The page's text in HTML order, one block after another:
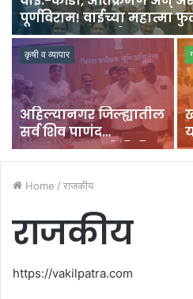
पूर्णविराम! वाईच्या महात्मा
कायापालटाचा श्रीगणेशा.
कृषी व व्यापार
अहिल्यानगर जिल्ह्यातील
सर्व शिव पाणंद
शेतरस्त्यांच्या हद्दी निश्चित
करणार – संजय कुंभार
Home / राजकीय
राजकीय
https://vakilpatra.com